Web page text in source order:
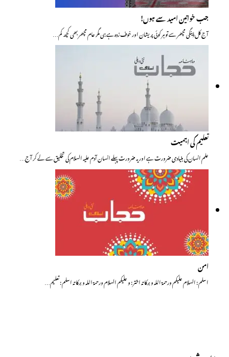
جب خواتین امید سے ہوں!
آج کل ڈینگی مچھر سے تو ہر کوئی پریشان اور خوف زدہ ہے ہی مگر عام مچھر بھی کچھ کم…
تعلیم کی اہمیت
علم انسان کی بنیادی ضرورت ہے اور یہ ضرورت پہلے انسان آدم علیہ السلام کی تخلیق سے لے کر آج…
امن
اسلم : السلام علیکم ورحمۃ اللہ و برکاتہ اختر : و علیکم السلام ورحمۃ اللہ و برکاتہ اسلم : تعلیم…